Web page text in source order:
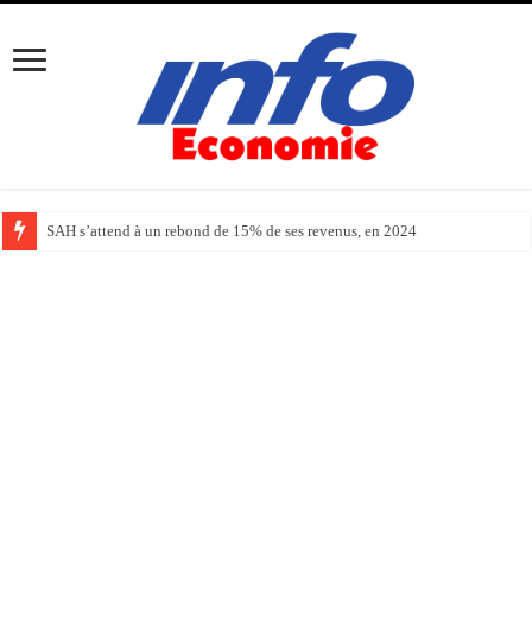
SAH s’attend à un rebond de 15% de ses revenus, en 2024